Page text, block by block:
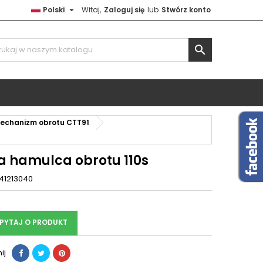
Witaj, Zaloguj się lub Stwórz konto
Polski 

obrotu CTT91
hamulca obrotu 110s
O PRODUKT